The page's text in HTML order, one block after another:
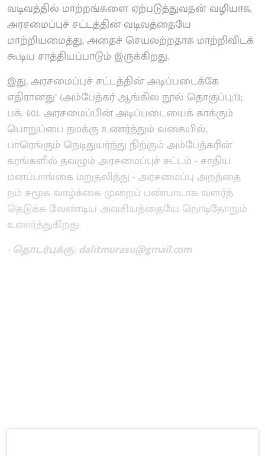
வடிவத்தில் மாற்றங்களை ஏற்படுத்துவதன் வழியாக,
அரசமைப்புச் சட்டத்தின் வடிவத்தையே
மாற்றியமைத்து, அதைச் செயலற்றதாக மாற்றி​விடக்​
கூடிய சாத்தி​யப்​பாடும் இருக்​கிறது.
இது, அரசமைப்புச் சட்டத்தின் அடிப்​படைக்கே
எதிரானது’ (அம்பேத்கர் ஆங்கில நூல் தொகுப்பு:13;
பக். 60). அரசமைப்பின் அடிப்​படையைக் காக்கும்
பொறுப்பை நமக்கு உணர்த்தும் வகையில்,
பாரெங்கும் நெடிதுயர்ந்து நிற்கும் அம்பேத்​கரின்
கரங்களில் தவழும் அரசமைப்புச் சட்டம் - சாதிய
மனப்பாங்கை மறு​தலித்து - அரசமைப்பு அறத்தை
நம் சமூக ​வாழ்க்கை ​முறைப் பண்​பாடாக வளர்த்​
தெடுக்க வேண்டிய அவசியத்தையே நொடிதோறும்
உணர்​த்​துகிறது.
- தொடர்புக்கு: dalitmurasu@gmail.com